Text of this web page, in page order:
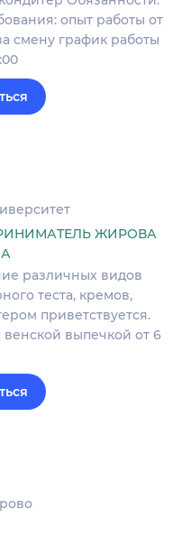
опыт работы от
смену график работы
ЖИРОВА
различных видов
теста, кремов,
приветствуется.
выпечкой от 6